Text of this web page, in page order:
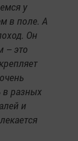
у
в поле. А
Он
– это
в разных
и